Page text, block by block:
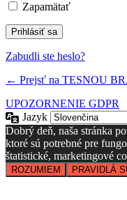
Zapamätať
Zabudli ste heslo?
← Prejsť na TESNOU
UPOZORNENIE GDPR
Jazyk
Dobrý deň, naša stránka
ktoré sú potrebné pre
štatistické, marketingové
ROZUMIEM PRAVIDLÁ